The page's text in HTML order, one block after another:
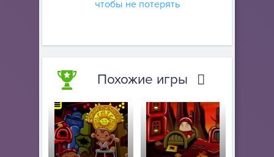
чтобы не потерять
Похожие игры